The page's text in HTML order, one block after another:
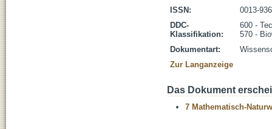
ISSN:
0013-
DDC-
Klassifikation:
600 -
570 -
Dokumentart:
Zur Langanzeige
Das Dokument
7 Mathematisch-